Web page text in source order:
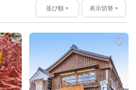
並び順 表示切替